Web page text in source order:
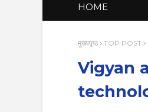
HOME
मुख्यपृष्ठ TOP POST
Vigyan